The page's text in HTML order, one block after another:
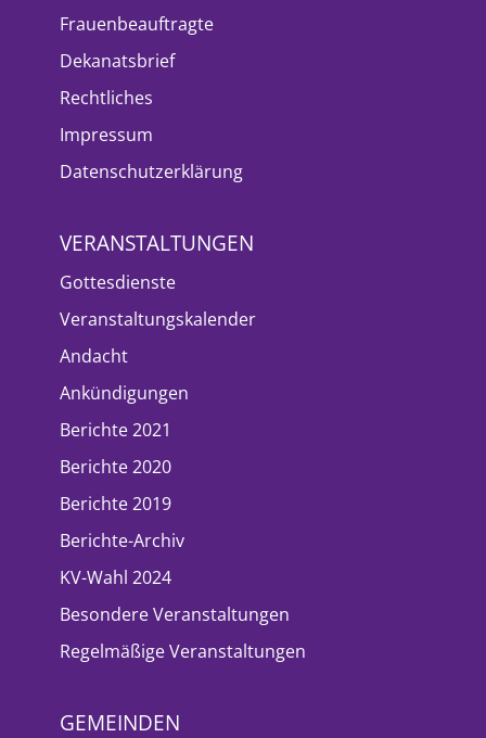
Frauenbeauftragte
Dekanatsbrief
Rechtliches
Impressum
Datenschutzerklärung
VERANSTALTUNGEN
Gottesdienste
Veranstaltungskalender
Andacht
Ankündigungen
Berichte 2021
Berichte 2020
Berichte 2019
Berichte-Archiv
KV-Wahl 2024
Besondere Veranstaltungen
Regelmäßige Veranstaltungen
GEMEINDEN